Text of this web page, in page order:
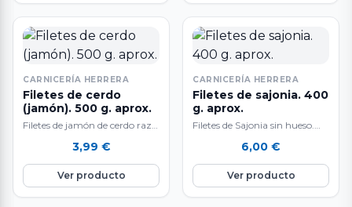
CARNICERÍA HERRERA
Filetes de cerdo
(jamón). 500 g. aprox.
Filetes de jamón de cerdo raza
aproximadamente. Carne
tierna y sabrosa, resulta…
3,99 €
Ver producto
CARNICERÍA HERRERA
Filetes de sajonia. 400
g. aprox.
Filetes de Sajonia sin hueso.
dextrosa emulgente E-451i , E-
450iii…
6,00 €
Ver producto